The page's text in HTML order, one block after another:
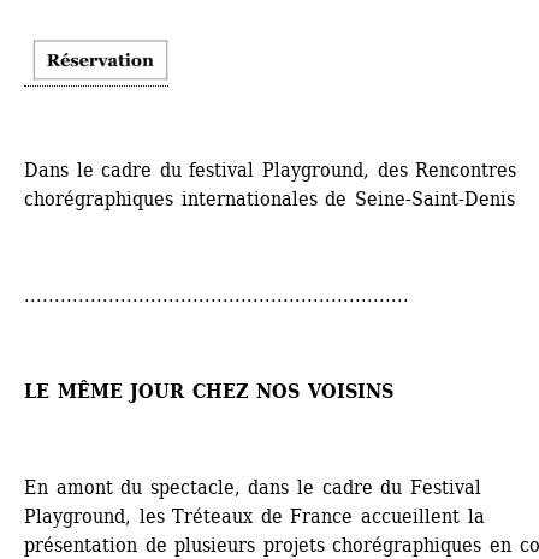
Dans le cadre du festival Playground, des Rencontres
chorégraphiques internationales de Seine-Saint-Denis
................................................................
LE MÊME JOUR CHEZ NOS VOISINS
En amont du spectacle, dans le cadre du Festival
Playground, les Tréteaux de France accueillent la
présentation de plusieurs projets chorégraphiques en